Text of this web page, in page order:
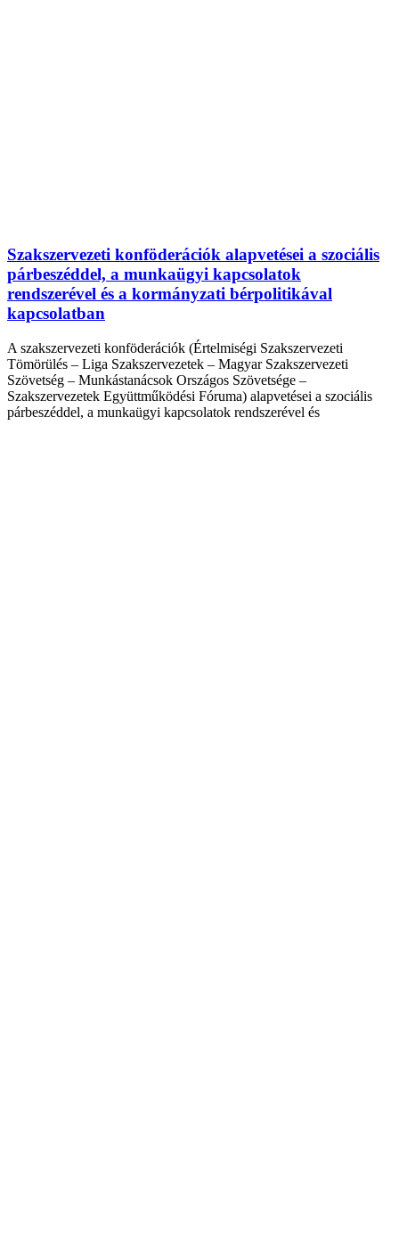
Szakszervezeti konföderációk alapvetései a szociális
párbeszéddel, a munkaügyi kapcsolatok
rendszerével és a kormányzati bérpolitikával
kapcsolatban
A szakszervezeti konföderációk (Értelmiségi Szakszervezeti
Tömörülés – Liga Szakszervezetek – Magyar Szakszervezeti
Szövetség – Munkástanácsok Országos Szövetsége –
Szakszervezetek Együttműködési Fóruma) alapvetései a szociális
párbeszéddel, a munkaügyi kapcsolatok rendszerével és